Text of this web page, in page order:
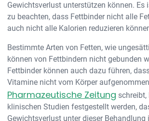
Gewichtsverlust unterstützen können. Es
zu beachten, dass Fettbinder nicht alle
auch nicht alle Kalorien reduzieren
Bestimmte Arten von Fetten, wie
können von Fettbindern nicht gebunden
Fettbinder können auch dazu führen,
Vitamine nicht vom Körper
Pharmazeutische Zeitung schreibt,
klinischen Studien festgestellt werden,
Gewichtsverlust unter dieser